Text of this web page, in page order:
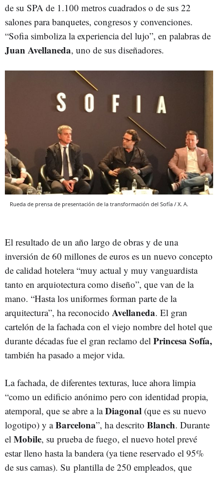
de su SPA de 1.100 metros cuadrados o de sus 22
salones para banquetes, congresos y convenciones.
“Sofia simboliza la experiencia del lujo”, en palabras de
Juan Avellaneda, uno de sus diseñadores.
Rueda de prensa de presentación de la transformación del Sofía / X. A.
El resultado de un año largo de obras y de una
inversión de 60 millones de euros es un nuevo concepto
de calidad hotelera “muy actual y muy vanguardista
tanto en arquiotectura como diseño”, que van de la
mano. “Hasta los uniformes forman parte de la
arquitectura”, ha reconocido Avellaneda. El gran
cartelón de la fachada con el viejo nombre del hotel que
durante décadas fue el gran reclamo del Princesa Sofía,
también ha pasado a mejor vida.
La fachada, de diferentes texturas, luce ahora limpia
“como un edificio anónimo pero con identidad propia,
atemporal, que se abre a laDiagonal (que es su nuevo
logotipo) y aBarcelona”, ha descrito Blanch. Durante
el Mobile, su prueba de fuego, el nuevo hotel prevé
estar lleno hasta la bandera (ya tiene reservado el 95%
de sus camas). Su plantilla de 250 empleados, que